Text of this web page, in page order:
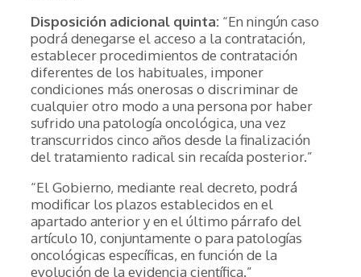
Disposición adicional quinta: “En ningún caso
podrá denegarse el acceso a la contratación,
establecer procedimientos de contratación
diferentes de los habituales, imponer
condiciones más onerosas o discriminar de
cualquier otro modo a una persona por haber
sufrido una patología oncológica, una vez
transcurridos cinco años desde la finalización
del tratamiento radical sin recaída posterior.”
“El Gobierno, mediante real decreto, podrá
modificar los plazos establecidos en el
apartado anterior y en el último párrafo del
artículo 10, conjuntamente o para patologías
oncológicas específicas, en función de la
evolución de la evidencia científica.”